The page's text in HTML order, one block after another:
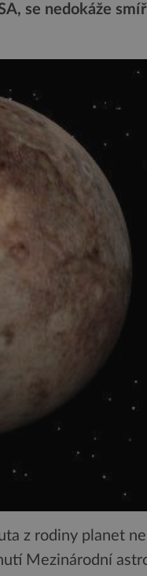
se nedokáže
z rodiny planet
Mezinárodní